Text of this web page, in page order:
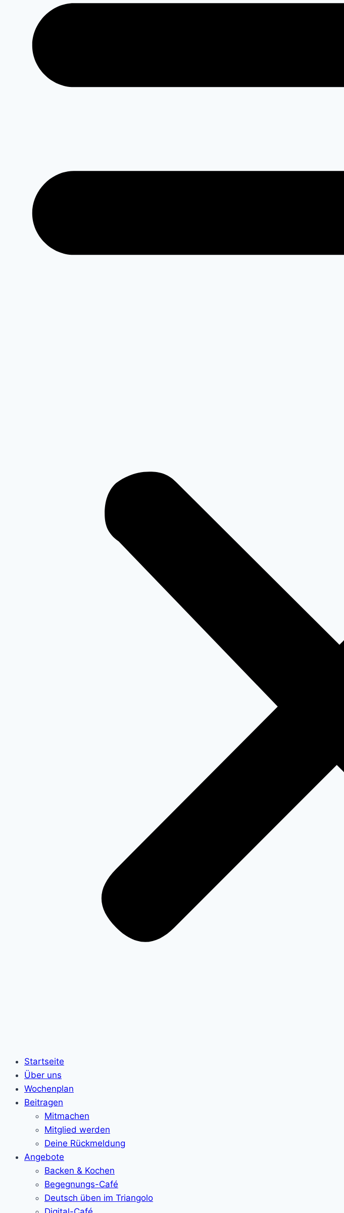
Startseite
Über uns
Wochenplan
Beitragen
Mitmachen
Mitglied werden
Deine Rückmeldung
Angebote
Backen & Kochen
Begegnungs-Café
Deutsch üben im Triangolo